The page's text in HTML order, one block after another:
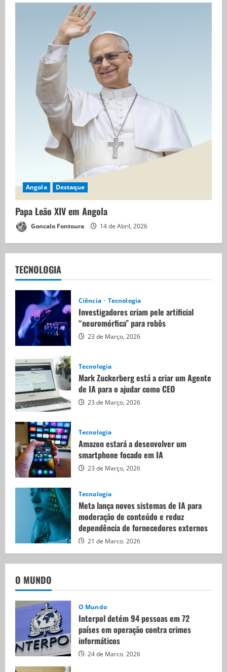
Angola Destaque
Papa Leão XIV em Angola
Goncalo Fontoura 14 de Abril, 2026
TECNOLOGIA
Ciência Tecnologia
Investigadores criam pele artificial
“neuromórfica” para robôs
23 de Março, 2026
Tecnologia
Mark Zuckerberg está a criar um Agente
de IA para o ajudar como CEO
23 de Março, 2026
Tecnologia
Amazon estará a desenvolver um
smartphone focado em IA
23 de Março, 2026
Tecnologia
Meta lança novos sistemas de IA para
moderação de conteúdo e reduz
dependência de fornecedores externos
21 de Março, 2026
O MUNDO
O Mundo
Interpol detém 94 pessoas em 72
países em operação contra crimes
informáticos
24 de Março, 2026